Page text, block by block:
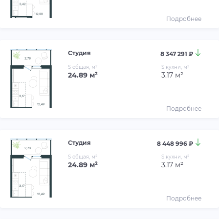
Подробнее
Студия 8 347 291 ₽
S общая, м²
24.89 м²
S кухни, м²
3.17 м²
Подробнее
Студия 8 448 996 ₽
S общая, м²
24.89 м²
S кухни, м²
3.17 м²
Подробнее